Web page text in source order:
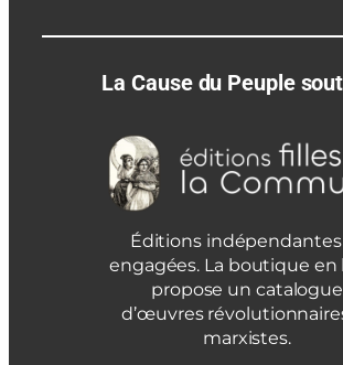
La Cause du Peuple
Éditions
engagées. La boutique en
propose un catalogue
d’œuvres
marxistes.